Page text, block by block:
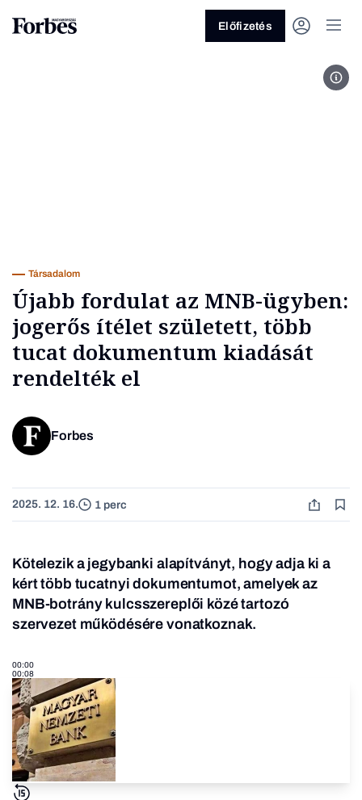
Üzlet
Előfizetés
Társadalom
Újabb fordulat az MNB-ügyben:
jogerős ítélet született, több
tucat dokumentum kiadását
rendelték el
Forbes
2025. 12. 16. 1 perc
Kötelezik a jegybanki alapítványt, hogy adja ki a
kért több tucatnyi dokumentumot, amelyek az
MNB-botrány kulcsszereplői közé tartozó
szervezet működésére vonatkoznak.
00:00
00:08